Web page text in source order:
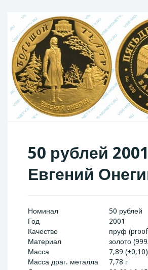
50 рублей 2001
Евгений
Номинал
50 рублей
Год
2001
Качество
пруф
Материал
золото
Масса
7,89
Масса драг. металла
7,78 г